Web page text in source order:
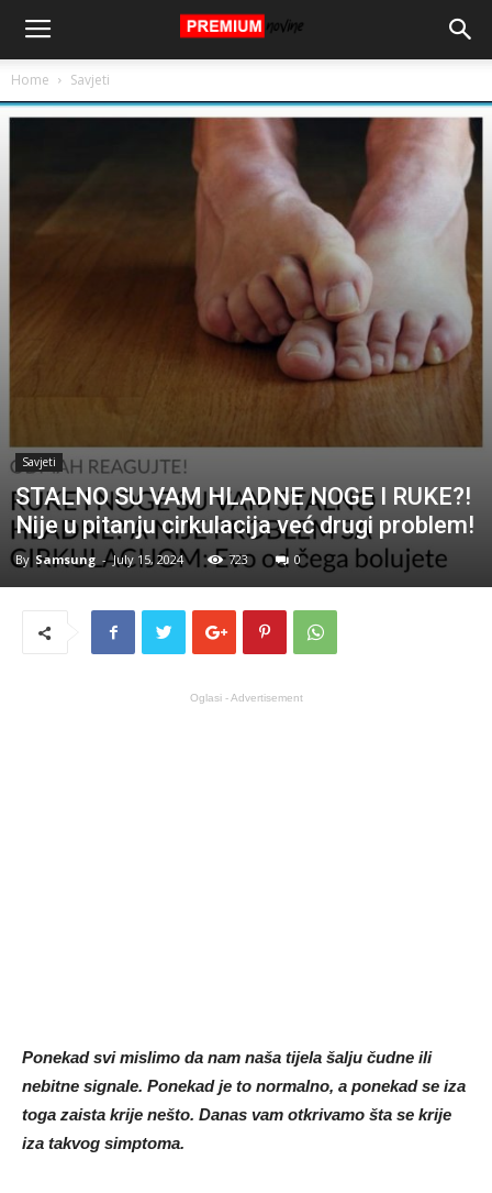
Home Savjeti
Savjeti
STALNO SU VAM HLADNE NOGE I RUKE?!
Nije u pitanju cirkulacija već drugi problem!
By Samsung - July 15, 2024 723 0
Oglasi - Advertisement
Ponekad svi mislimo da nam naša tijela šalju čudne ili
nebitne signale. Ponekad je to normalno, a ponekad se iza
toga zaista krije nešto. Danas vam otkrivamo šta se krije
iza takvog simptoma.